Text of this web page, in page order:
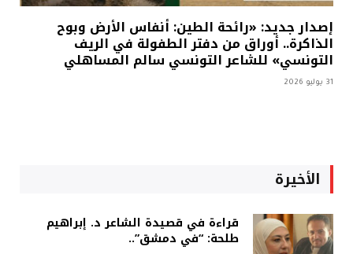
إصدار جديد: «رائحة الطين: أنفاس الأرض وبوح
الذاكرة.. أوراق من دفتر الطفولة في الريف
التونسي» للشاعر التونسي سالم المساهلي
31 يوليو 2026
الأخيرة
قراءة في قصيدة الشاعر د. إبراهيم
طلحة: “في دمشق”..